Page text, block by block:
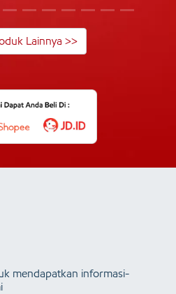
Lainnya >>
mendapatkan informasi-